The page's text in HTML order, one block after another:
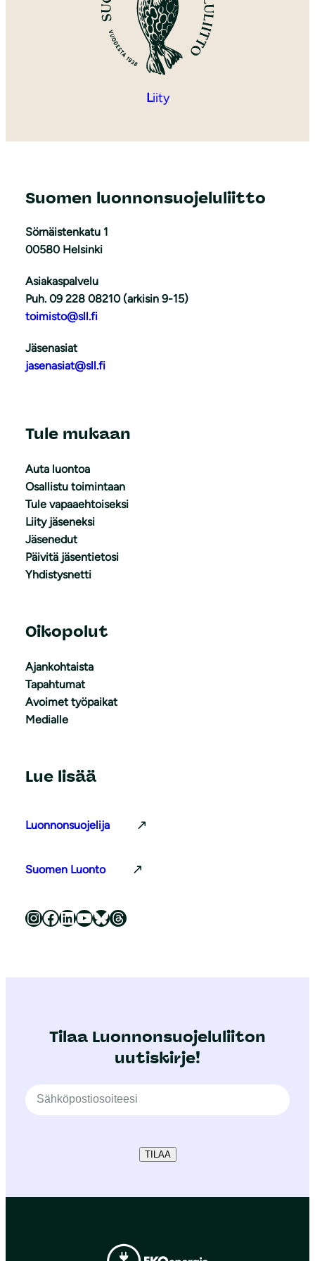
Liity
Suomen luonnonsuojeluliitto
Sörnäistenkatu 1
00580 Helsinki
Asiakaspalvelu
Puh. 09 228 08210 (arkisin 9-15)
toimisto@sll.fi
Jäsenasiat
jasenasiat@sll.fi
Tule mukaan
Auta luontoa
Osallistu toimintaan
Tule vapaaehtoiseksi
Liity jäseneksi
Jäsenedut
Päivitä jäsentietosi
Yhdistysnetti
Oikopolut
Ajankohtaista
Tapahtumat
Avoimet työpaikat
Medialle
Lue lisää
Luonnonsuojelija
Suomen Luonto
Luonnonsuojeluliitto Instagramissa Luonnonsuojeluliitto Facebookissa Luonnonsuojeluliitto LinkedInissä Luonnonsuojeluliiton YouTube-kanava Luonnonsuojeluliitto Blueskyssa Luonnonsuojeluliitto Threadsissa
Tilaa Luonnonsuojeluliiton
uutiskirje!
TILAA